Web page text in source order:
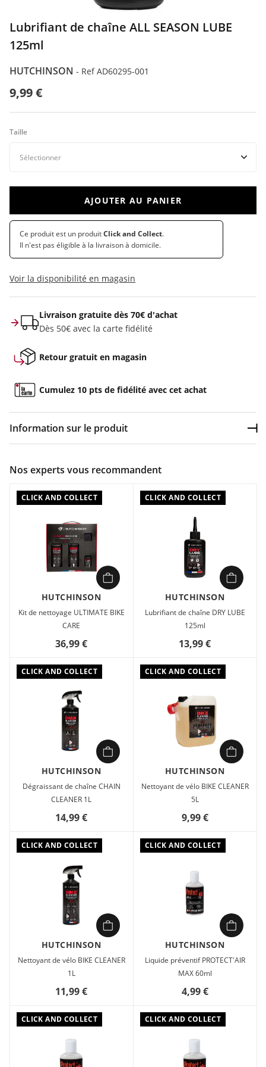
Lubrifiant de chaîne ALL SEASON LUBE
125ml
HUTCHINSON - Ref AD60295-001
9,99 €
Taille
AJOUTER AU PANIER
Ce produit est un produitClick and Collect.
Il n'est pas éligible à la livraison à domicile.
Voir la disponibilité en magasin
Livraison gratuite dès 70€ d'achat
Dès 50€ avec la carte fidélité
Retour gratuit en magasin
Cumulez 10 pts de fidélité avec cet achat
Information sur le produit
Caractéristiques :
Contenance : 125 ml
Quand vos sorties ne connaissent pas de saison et que
chaque kilomètre compte, il vous faut un lubrifiant aussi
endurant que vous. Notre All Season Lube est la référence en
matière de durabilité et de protection, conçu pour les
cyclistes au long cours, les voyageurs intrépides et les
vélotafeurs qui roulent par tous les temps. Cette formule
avancée à base d’huile pénètre au cœur des maillons de la
barrière hydrofuge robuste protège votre transmission de la
drastiquement la friction et prévenant la corrosion. Avec une
application, passez moins de temps à l’atelier et plus de
temps à rouler en toute confiance. Le choix fiable pour une
endurance maximale, quelle que soit la météo.
Nos experts vous recommandent
CLICK AND COLLECT
HUTCHINSON
Kit de nettoyage ULTIMATE BIKE
CARE
36,99 €
CLICK AND COLLECT
HUTCHINSON
Lubrifiant de chaîne DRY LUBE
125ml
13,99 €
CLICK AND COLLECT
HUTCHINSON
Dégraissant de chaîne CHAIN
CLEANER 1L
14,99 €
CLICK AND COLLECT
HUTCHINSON
Nettoyant de vélo BIKE CLEANER
5L
9,99 €
CLICK AND COLLECT
HUTCHINSON
Nettoyant de vélo BIKE CLEANER
1L
11,99 €
CLICK AND COLLECT
HUTCHINSON
Liquide préventif PROTECT'AIR
MAX 60ml
4,99 €
CLICK AND COLLECT CLICK AND COLLECT